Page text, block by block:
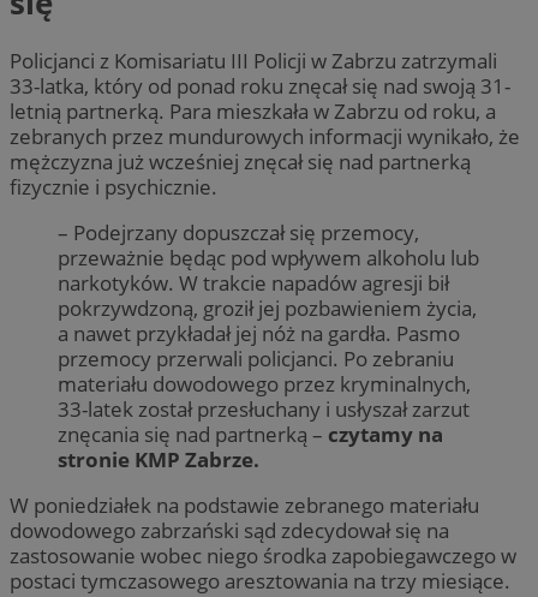
Policjanci z Komisariatu III Policji w Zabrzu zatrzymali
33-latka, który od ponad roku znęcał się nad swoją 31-
letnią partnerką. Para mieszkała w Zabrzu od roku, a
zebranych przez mundurowych informacji wynikało, że
mężczyzna już wcześniej znęcał się nad partnerką
fizycznie i psychicznie.
– Podejrzany dopuszczał się przemocy,
przeważnie będąc pod wpływem alkoholu lub
narkotyków. W trakcie napadów agresji bił
pokrzywdzoną, groził jej pozbawieniem życia,
a nawet przykładał jej nóż na gardła. Pasmo
przemocy przerwali policjanci. Po zebraniu
materiału dowodowego przez kryminalnych,
33-latek został przesłuchany i usłyszał zarzut
znęcania się nad partnerką – czytamy na
stronie KMP Zabrze.
W poniedziałek na podstawie zebranego materiału
dowodowego zabrzański sąd zdecydował się na
zastosowanie wobec niego środka zapobiegawczego w
postaci tymczasowego aresztowania na trzy miesiące.